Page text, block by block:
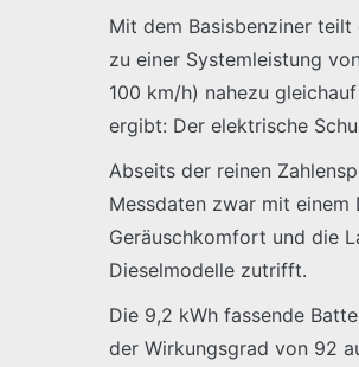
Mit dem Basisbenziner
zu einer Systemleistung
100 km/h) nahezu
ergibt: Der elektrische
Abseits der reinen
Messdaten zwar mit
Geräuschkomfort und die
Dieselmodelle zutrifft.
Die 9,2 kWh fassende
der Wirkungsgrad von 92